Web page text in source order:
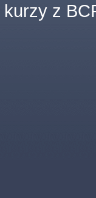
kurzy z